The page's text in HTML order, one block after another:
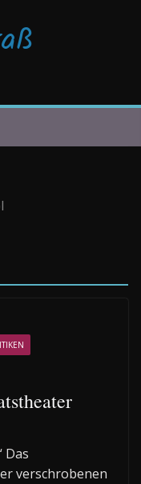
Das
verschrobenen